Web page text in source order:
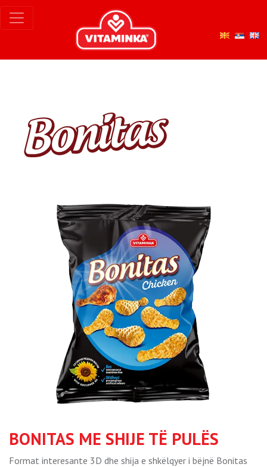
BONITAS ME SHIJE TË PULËS
Format interesante 3D dhe shija e shkëlqyer i bëjnë Bonitas